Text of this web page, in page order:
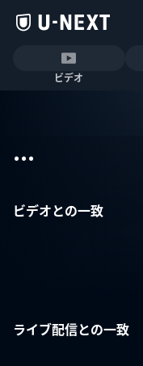
ビデオ
...
ビデオとの一致
ライブ配信との一致